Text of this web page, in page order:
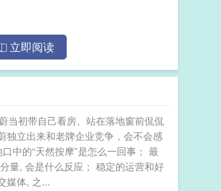
立即阅读
当初带自己看房、站在落地窗前侃侃
立出来和老牌企业竞争，会不会感
中的“天然按摩”是怎么一回事； 最
量, 会是什么反应； 稳定的运营和好
媒体, 之...